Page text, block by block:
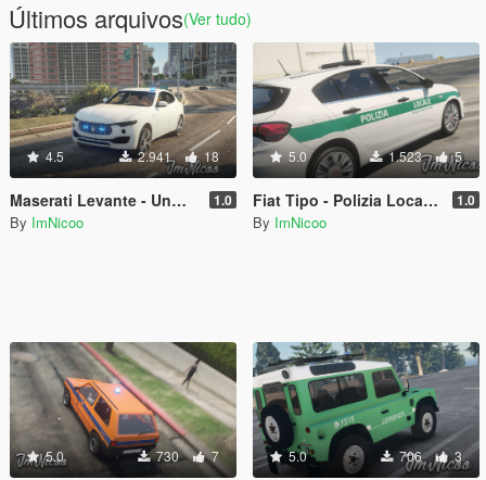
Últimos arquivos(Ver tudo)
4.5 2.941 18
Maserati Levante - Unmarked [ Replace ] 1.0
By ImNicoo
5.0 1.523 5
Fiat Tipo - Polizia Locale ( Paintjob | Fivem ) 1.0
By ImNicoo
5.0 730 7 5.0 706 3